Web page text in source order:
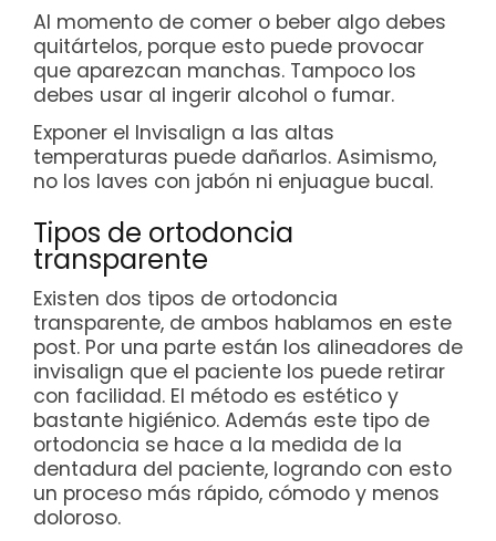
Al momento de comer o beber algo debes
quitártelos, porque esto puede provocar
que aparezcan manchas. Tampoco los
debes usar al ingerir alcohol o fumar.
Exponer el Invisalign a las altas
temperaturas puede dañarlos. Asimismo,
no los laves con jabón ni enjuague bucal.
Tipos de ortodoncia
transparente
Existen dos tipos de ortodoncia
transparente, de ambos hablamos en este
post. Por una parte están los alineadores de
invisalign que el paciente los puede retirar
con facilidad. El método es estético y
bastante higiénico. Además este tipo de
ortodoncia se hace a la medida de la
dentadura del paciente, logrando con esto
un proceso más rápido, cómodo y menos
doloroso.